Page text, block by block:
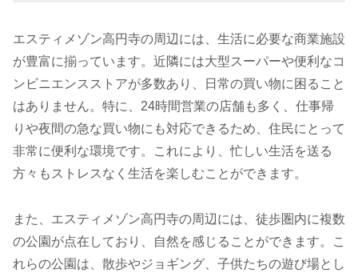
エスティメゾン高円寺の周辺には、生活に必要な商業施設
が豊富に揃っています。近隣には大型スーパーや便利なコ
ンビニエンスストアが多数あり、日常の買い物に困ること
はありません。特に、24時間営業の店舗も多く、仕事帰
りや夜間の急な買い物にも対応できるため、住民にとって
非常に便利な環境です。これにより、忙しい生活を送る
方々もストレスなく生活を楽しむことができます。
また、エスティメゾン高円寺の周辺には、徒歩圏内に複数
の公園が点在しており、自然を感じることができます。こ
れらの公園は、散歩やジョギング、子供たちの遊び場とし